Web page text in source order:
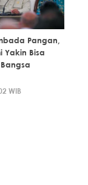
Pangan,
Yakin Bisa
WIB